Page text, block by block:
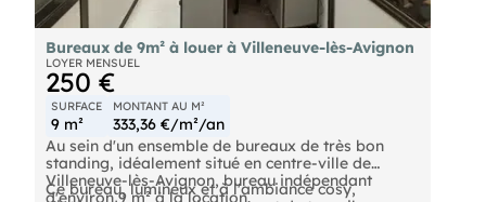
Bureaux de 9m² à louer à Villeneuve-lès-Avignon
LOYER MENSUEL
250 €
SURFACE
9 m²
MONTANT AU M²
333,36 €/m²/an
Au sein d'un ensemble de bureaux de très bon
standing, idéalement situé en centre-ville de
Villeneuve-lès-Avignon, bureau indépendant
d'environ 9 m² à la location.
Ce bureau, lumineux et à l'ambiance cosy,